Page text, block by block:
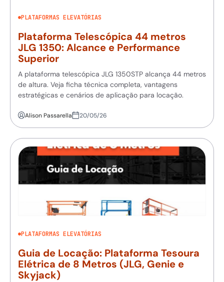
PLATAFORMAS ELEVATÓRIAS
Plataforma Telescópica 44 metros
JLG 1350: Alcance e Performance
Superior
A plataforma telescópica JLG 1350STP alcança 44 metros
de altura. Veja ficha técnica completa, vantagens
estratégicas e cenários de aplicação para locação.
Alison Passarella 20/05/26
PLATAFORMAS ELEVATÓRIAS
Guia de Locação: Plataforma Tesoura
Elétrica de 8 Metros (JLG, Genie e
Skyjack)